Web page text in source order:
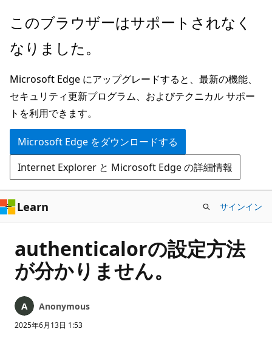
メ
ン
ン
テ
ン
ツ
に
ス
キ
ッ
プ
このブラウザーはサポートされなく
なりました。
Microsoft Edge にアップグレードすると、最新の機能、
セキュリティ更新プログラム、およびテクニカル サポー
トを利用できます。
Microsoft Edge をダウンロードする
Internet Explorer と Microsoft Edge の詳細情報
Learn サインイン
authenticalorの設定方法
が分かりません。
Anonymous
2025年6月13日 1:53